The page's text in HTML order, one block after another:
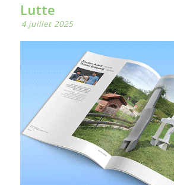
Lutte
4 juillet 2025